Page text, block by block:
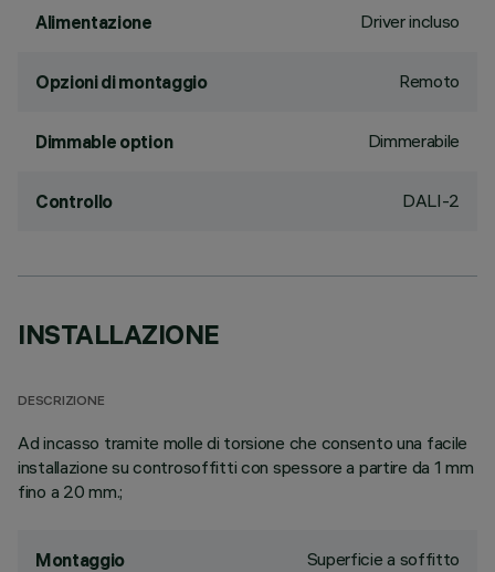
Alimentazione Driver incluso
Opzioni di montaggio Remoto
Dimmable option Dimmerabile
Controllo DALI-2
INSTALLAZIONE
DESCRIZIONE
Ad incasso tramite molle di torsione che consento una facile
installazione su controsoffitti con spessore a partire da 1 mm
fino a 20 mm.;
Montaggio Superficie a soffitto